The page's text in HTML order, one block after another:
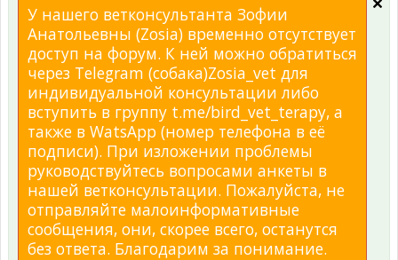
У нашего ветконсультанта Зофии
Анатольевны (Zosia) временно отсутствует
доступ на форум. К ней можно обратиться
через Telegram (собака)Zosia_vet для
индивидуальной консультации либо
вступить в группу t.me/bird_vet_terapy, а
также в WatsApp (номер телефона в её
подписи). При изложении проблемы
руководствуйтесь вопросами анкеты в
нашей ветконсультации. Пожалуйста, не
отправляйте малоинформативные
сообщения, они, скорее всего, останутся
без ответа. Благодарим за понимание.